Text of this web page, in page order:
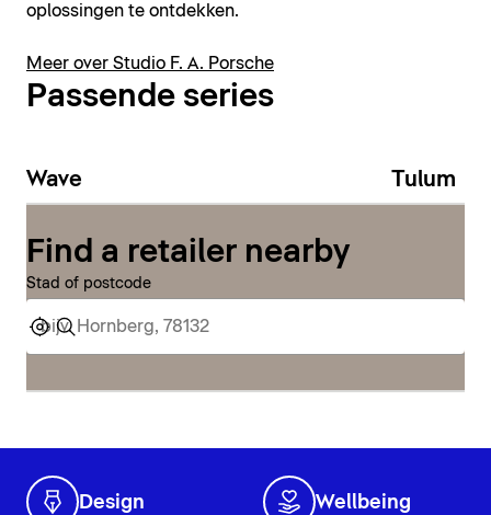
oplossingen te ontdekken.
Meer over Studio F. A. Porsche
Passende series
Wave Tulum
Find a retailer nearby
Stad of postcode
Design Wellbeing